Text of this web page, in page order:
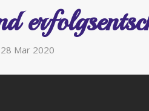
28 Mar 2020